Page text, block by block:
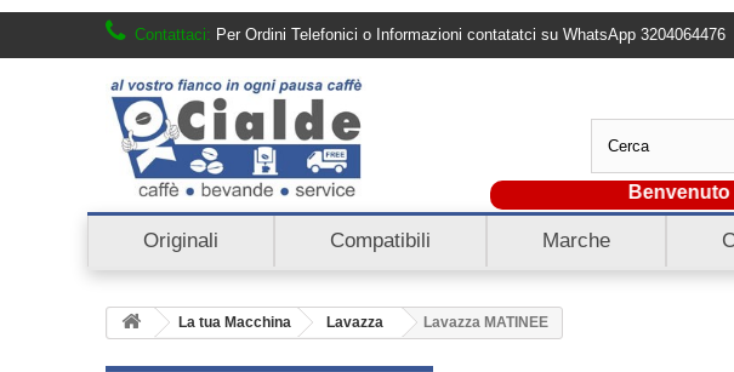
Contattaci: Per Ordini Telefonici o Informazioni contatatci su WhatsApp 3204064476
Benvenuto
Originali Compatibili Marche
La tua Macchina Lavazza Lavazza MATINEE